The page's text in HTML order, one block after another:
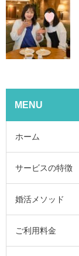
MENU
ホーム
サービスの特徴
婚活メソッド
ご利用料金